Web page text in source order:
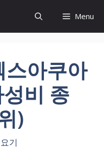
Menu
스아쿠아
비 종
)
기